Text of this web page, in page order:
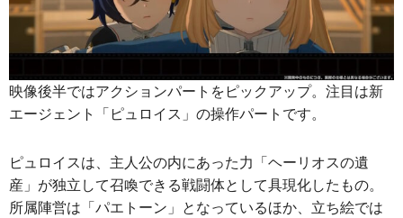
映像後半ではアクションパートをピックアップ。注目は新
エージェント「ピュロイス」の操作パートです。
ピュロイスは、主人公の内にあった力「ヘーリオスの遺
産」が独立して召喚できる戦闘体として具現化したもの。
所属陣営は「パエトーン」となっているほか、立ち絵では